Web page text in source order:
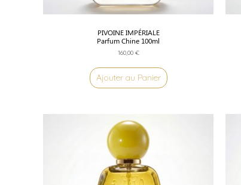
PIVOINE IMPÉRIALE
Parfum Chine 100ml
160,00 €
Ajouter au Panier